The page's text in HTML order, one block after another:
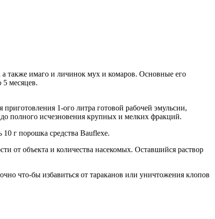
также имаго и личинок мух и комаров. Основные его
5 месяцев.
1-ого литра готовой рабочей эмульсии,
полного исчезновения крупных и мелких фракций.
г порошка средства Bauflexe.
от объекта и количества насекомых. Оставшийся раствор
что-бы избавиться от тараканов или уничтожения клопов